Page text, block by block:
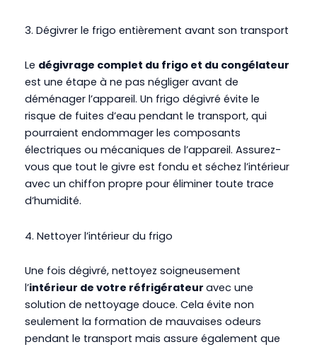
3. Dégivrer le frigo entièrement avant son transport
Le dégivrage complet du frigo et du congélateur
est une étape à ne pas négliger avant de
déménager l’appareil. Un frigo dégivré évite le
risque de fuites d’eau pendant le transport, qui
pourraient endommager les composants
électriques ou mécaniques de l’appareil. Assurez-
vous que tout le givre est fondu et séchez l’intérieur
avec un chiffon propre pour éliminer toute trace
d’humidité.
4. Nettoyer l’intérieur du frigo
Une fois dégivré, nettoyez soigneusement
l’intérieur de votre réfrigérateur avec une
solution de nettoyage douce. Cela évite non
seulement la formation de mauvaises odeurs
pendant le transport mais assure également que